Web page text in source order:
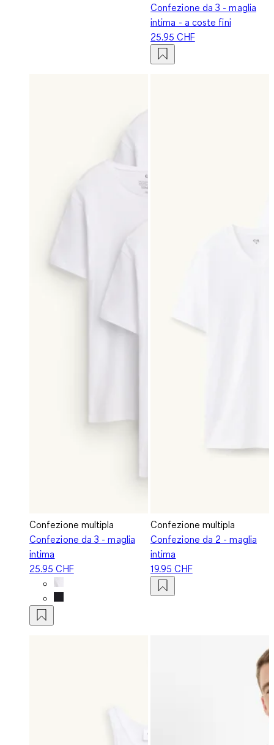
Confezione da 3 - maglia
intima - a coste fini
25.95 CHF
Confezione multipla
Confezione da 3 - maglia
intima
25.95 CHF
Confezione multipla
Confezione da 2 - maglia
intima
19.95 CHF